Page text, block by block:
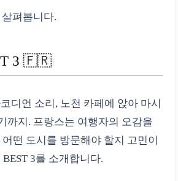
펴봅니다.
3 🇫🇷
디언 소리, 노천 카페에 앉아 마시
까지. 프랑스는 여행자의 오감을
떤 도시를 방문해야 할지 고민이
3를 소개합니다.